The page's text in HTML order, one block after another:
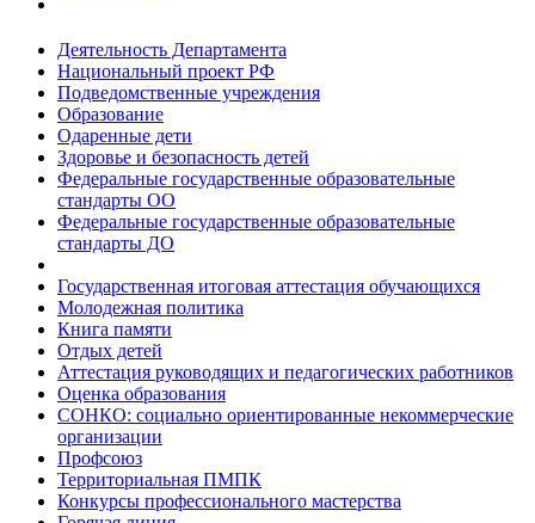
Деятельность Департамента
Национальный проект РФ
Подведомственные учреждения
Образование
Одаренные дети
Здоровье и безопасность детей
Федеральные государственные образовательные
стандарты ОО
Федеральные государственные образовательные
стандарты ДО
Государственная итоговая аттестация обучающихся
Молодежная политика
Книга памяти
Отдых детей
Аттестация руководящих и педагогических работников
Оценка образования
СОНКО: социально ориентированные некоммерческие
организации
Профсоюз
Территориальная ПМПК
Конкурсы профессионального мастерства